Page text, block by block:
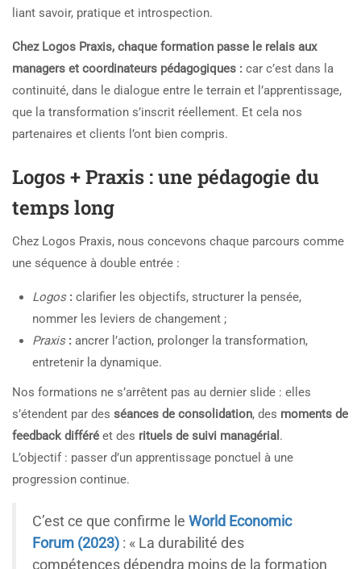
liant savoir, pratique et introspection.
Chez Logos Praxis, chaque formation passe le relais aux
managers et coordinateurs pédagogiques : car c’est dans la
continuité, dans le dialogue entre le terrain et l’apprentissage,
que la transformation s’inscrit réellement. Et cela nos
partenaires et clients l’ont bien compris.
Logos + Praxis : une pédagogie du
temps long
Chez Logos Praxis, nous concevons chaque parcours comme
une séquence à double entrée :
Logos: clarifier les objectifs, structurer la pensée,
nommer les leviers de changement ;
Praxis: ancrer l’action, prolonger la transformation,
entretenir la dynamique.
Nos formations ne s’arrêtent pas au dernier slide : elles
s’étendent par des séances de consolidation, des moments de
feedback différé et des rituels de suivi managérial .
L’objectif : passer d’un apprentissage ponctuel à une
progression continue.
C’est ce que confirme le World Economic
Forum (2023) : « La durabilité des
compétences dépendra moins de la formation